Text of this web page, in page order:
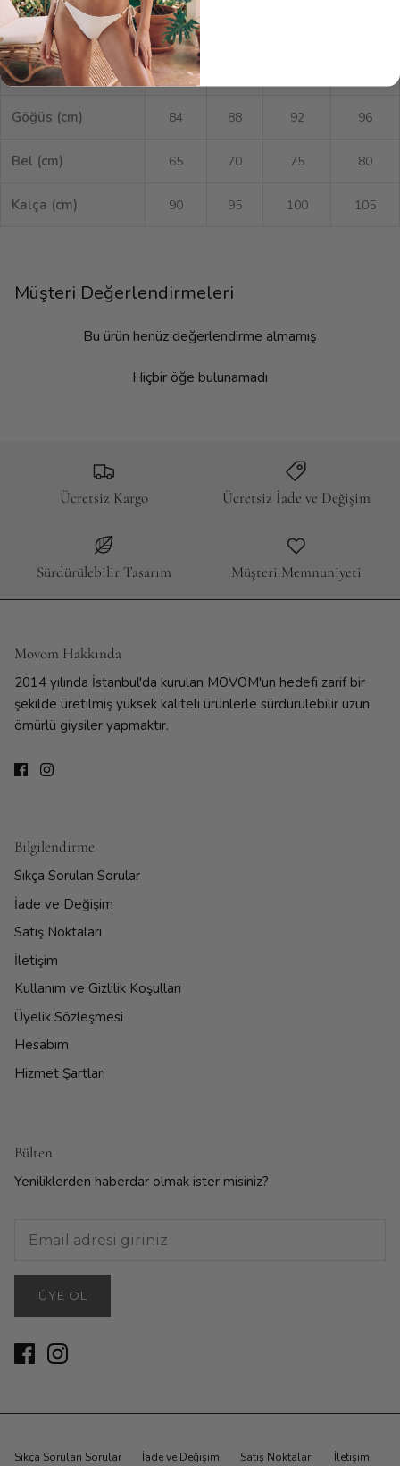
2
UK 6
Göğüs (cm) 84 88 92 96
Bel (cm) 65 70 75 80
Kalça (cm) 90 95 100 105
Müşteri Değerlendirmeleri
Bu ürün henüz değerlendirme almamış
Hiçbir öğe bulunamadı
Ücretsiz Kargo Ücretsiz İade ve Değişim
Sürdürülebilir Tasarım Müşteri Memnuniyeti
Movom Hakkında
2014 yılında İstanbul'da kurulan MOVOM'un hedefi zarif bir
şekilde üretilmiş yüksek kaliteli ürünlerle sürdürülebilir uzun
ömürlü giysiler yapmaktır.
Bilgilendirme
Sıkça Sorulan Sorular
İade ve Değişim
Satış Noktaları
İletişim
Kullanım ve Gizlilik Koşulları
Üyelik Sözleşmesi
Hesabım
Hizmet Şartları
Bülten
Yeniliklerden haberdar olmak ister misiniz?
ÜYE OL
Sıkça Sorulan Sorular İade ve Değişim Satış Noktaları İletişim